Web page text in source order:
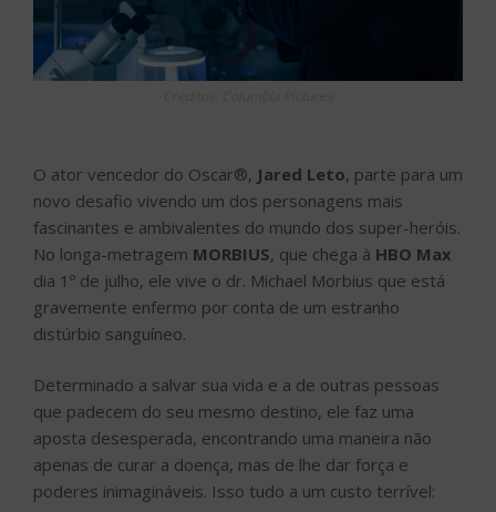
O ator vencedor do Oscar®, Jared Leto, parte para um
novo desafio vivendo um dos personagens mais
fascinantes e ambivalentes do mundo dos super-heróis.
No longa-metragem MORBIUS, que chega à HBO Max
dia 1º de julho, ele vive o dr. Michael Morbius que está
gravemente enfermo por conta de um estranho
distúrbio sanguíneo.
Determinado a salvar sua vida e a de outras pessoas
que padecem do seu mesmo destino, ele faz uma
aposta desesperada, encontrando uma maneira não
apenas de curar a doença, mas de lhe dar força e
poderes inimagináveis. Isso tudo a um custo terrível: